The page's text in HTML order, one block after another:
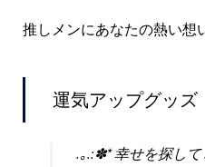
推しメンにあなたの熱い想
運気アップグッズ
.｡.:✽* 幸せを探して